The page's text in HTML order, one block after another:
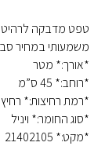
טפט מדבקה
משמעותי במחיר
*אורך:* מטר
*רוחב:* 45 ס”מ
*רמת רחיצות:* רחיץ
*סוג החומר:* ויניל
*מקט:* 21402105